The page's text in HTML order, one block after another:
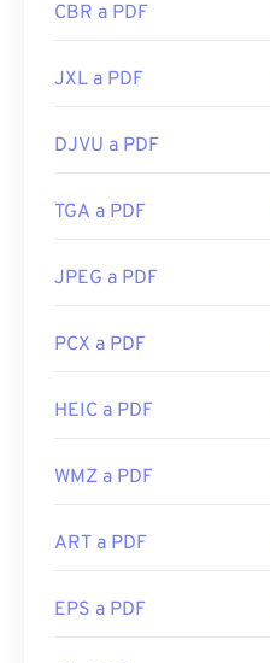
CBR a PDF
JXL a PDF
DJVU a PDF
TGA a PDF
JPEG a PDF
PCX a PDF
HEIC a PDF
WMZ a PDF
ART a PDF
EPS a PDF